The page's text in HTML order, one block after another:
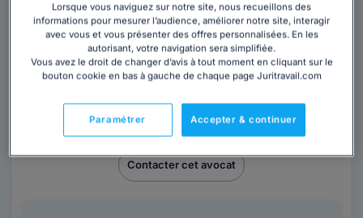
Maître Guillaume LETAILLEUR
Avocat au barreau de l'Essonne
Corbeil-Essonnes, 91100
Contacter cet avocat
Lorsque vous naviguez sur notre site, nous recueillons des
informations pour mesurer l’audience, améliorer notre site, interagir
avec vous et vous présenter des offres personnalisées. En les
autorisant, votre navigation sera simplifiée.
Vous avez le droit de changer d’avis à tout moment en cliquant sur le
bouton cookie en bas à gauche de chaque page Juritravail.com
Accepter & continuer
Paramétrer